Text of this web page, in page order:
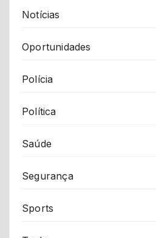
Notícias
Oportunidades
Polícia
Política
Saúde
Segurança
Sports